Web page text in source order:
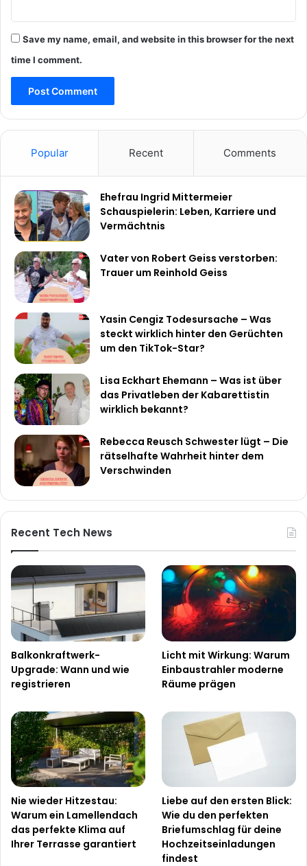
Save my name, email, and website in this browser for the next
time I comment.
Popular Recent Comments
Ehefrau Ingrid Mittermeier
Schauspielerin: Leben, Karriere und
Vermächtnis
Vater von Robert Geiss verstorben:
Trauer um Reinhold Geiss
Yasin Cengiz Todesursache – Was
steckt wirklich hinter den Gerüchten
um den TikTok-Star?
Lisa Eckhart Ehemann – Was ist über
das Privatleben der Kabarettistin
wirklich bekannt?
Rebecca Reusch Schwester lügt – Die
rätselhafte Wahrheit hinter dem
Verschwinden
Recent Tech News
Balkonkraftwerk-
Upgrade: Wann und wie
registrieren
Licht mit Wirkung: Warum
Einbaustrahler moderne
Räume prägen
Nie wieder Hitzestau:
Warum ein Lamellendach
das perfekte Klima auf
Ihrer Terrasse garantiert
Liebe auf den ersten Blick:
Wie du den perfekten
Briefumschlag für deine
Hochzeitseinladungen
findest